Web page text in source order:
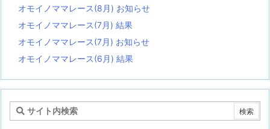
オモイノママレース(8月) お知らせ
オモイノママレース(7月) 結果
オモイノママレース(7月) お知らせ
オモイノママレース(6月) 結果